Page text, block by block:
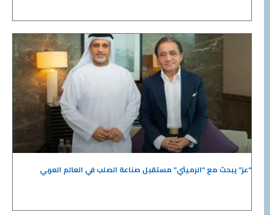
“عز” يبحث مع “الرميثي” مستقبل صناعة الصلب في العالم العربي